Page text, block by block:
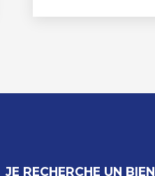
JE RECHERCHE UN BIEN